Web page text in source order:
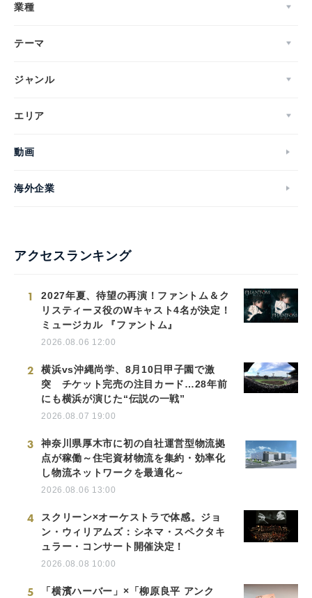
業種
テーマ
ジャンル
エリア
動画
海外企業
アクセスランキング
1
2027年夏、待望の再演！ファントム＆ク
リスティーヌ役のWキャスト4名が決定！
ミュージカル 『ファントム』
2026.08.06 12:00
2
横浜vs沖縄尚学、8月10日甲子園で激
突 チケット完売の注目カード…28年前
にも横浜が演じた“伝説の一戦”
2026.08.07 19:00
3
神奈川県厚木市に初の自社運営型物流拠
点が稼働～住宅資材物流を集約・効率化
し物流ネットワークを最適化～
2026.08.06 13:00
4
スクリーン×オーケストラで体感。ジョ
ン・ウィリアムズ：シネマ・スペクタキ
ュラー・コンサート開催決定！
2026.08.08 10:00
5 「横濱ハーバー」×「柳原良平 アンク